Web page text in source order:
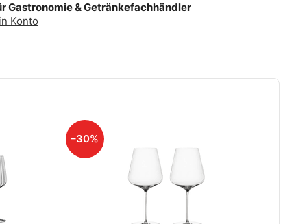
Gastronomie & Getränkefachhändler
Konto
–30%